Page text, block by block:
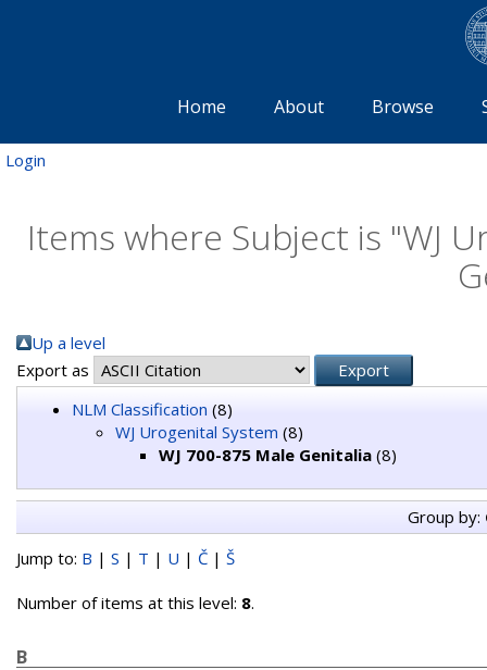
Home About Browse
Login
Items where Subject is "WJ
Up a level
Export as
NLM Classification (8)
WJ Urogenital System (8)
WJ 700-875 Male Genitalia (8)
Group by:
Jump to: B | S | T | U | Č | Š
Number of items at this level: 8.
B